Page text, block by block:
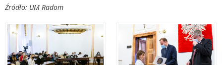
Źródło: UM Radom